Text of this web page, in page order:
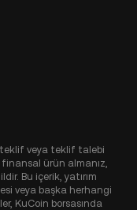
teklif veya teklif talebi
ürün almanız,
Bu içerik, yatırım
veya başka herhangi
KuCoin borsasında